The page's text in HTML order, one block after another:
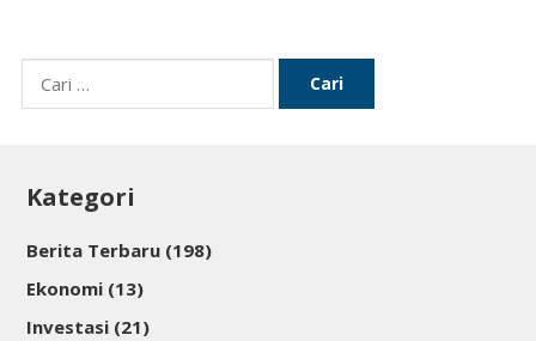
Cari
untuk:
Kategori
Berita Terbaru (198)
Ekonomi (13)
Investasi (21)